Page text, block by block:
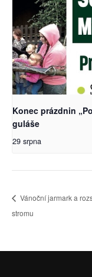
Konec prázdnin
guláše
29 srpna
Vánoční jarmark a
stromu